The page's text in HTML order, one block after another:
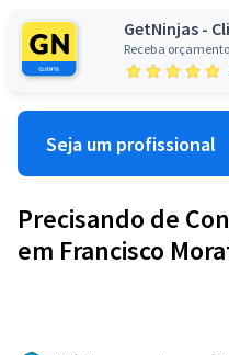
GetNinjas -
Receba
Seja um profissional
Precisando de
em Francisco